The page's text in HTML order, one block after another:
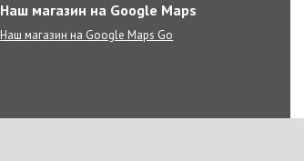
Наш магазин на Google Maps
Наш магазин на Google Maps Go